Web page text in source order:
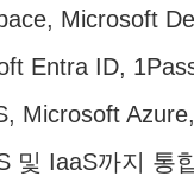
Microsoft
Entra ID,
Microsoft
및 IaaS까지 통